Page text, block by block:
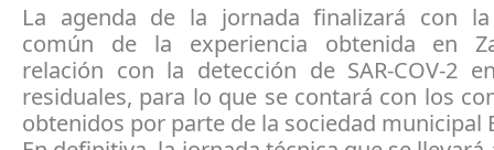
La agenda de la jornada finalizará con
común de la experiencia obtenida en
relación con la detección de SAR-COV-2
residuales, para lo que se contará con los
obtenidos por parte de la sociedad municipal